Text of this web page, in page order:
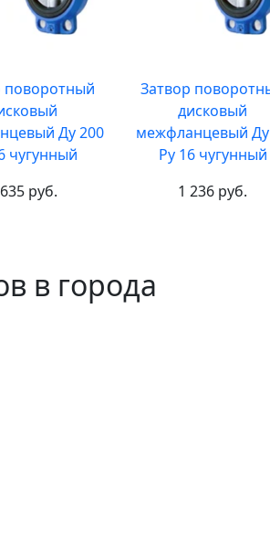
поворотный
Ду 200
чугунный
руб.
Затвор
дисковый
межфланцевый
Ру 16 чугунный
1 236 руб.
в города